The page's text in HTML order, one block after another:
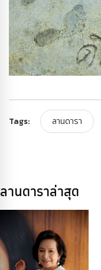
Tags: ลานดารา
ลานดาราล่าสุด